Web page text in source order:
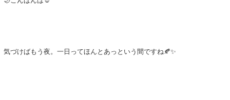
気づけばもう夜。一日ってほんとあっという間ですね🍂✨